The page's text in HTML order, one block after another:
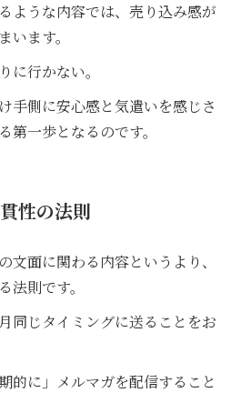
ような内容では、売り込み感が
います。
に行かない。
手側に安心感と気遣いを感じさ
一歩となるのです。
性の法則
文面に関わる内容というより、
法則です。
同じタイミングに送ることをお
的に」メルマガを配信すること